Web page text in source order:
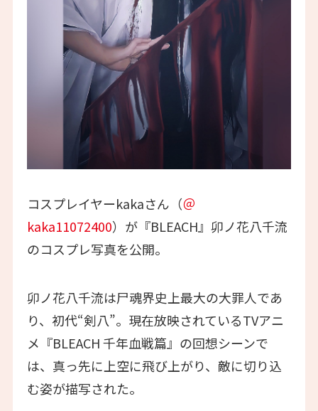
コスプレイヤーkakaさん（＠
kaka11072400）が『BLEACH』卯ノ花八千流
のコスプレ写真を公開。
卯ノ花八千流は尸魂界史上最大の大罪人であ
り、初代“剣八”。現在放映されているTVアニ
メ『BLEACH 千年血戦篇』の回想シーンで
は、真っ先に上空に飛び上がり、敵に切り込
む姿が描写された。